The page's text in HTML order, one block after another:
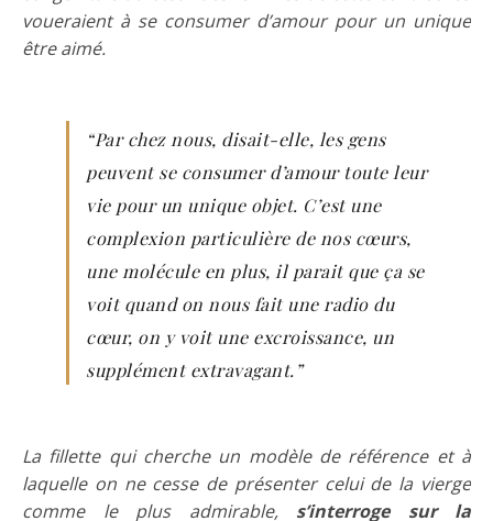
voueraient à se consumer d’amour pour un unique
être aimé.
“Par chez nous, disait-elle, les gens
peuvent se consumer d’amour toute leur
vie pour un unique objet. C’est une
complexion particulière de nos cœurs,
une molécule en plus, il parait que ça se
voit quand on nous fait une radio du
cœur, on y voit une excroissance, un
supplément extravagant.”
La fillette qui cherche un modèle de référence et à
laquelle on ne cesse de présenter celui de la vierge
comme le plus admirable, s’interroge sur la